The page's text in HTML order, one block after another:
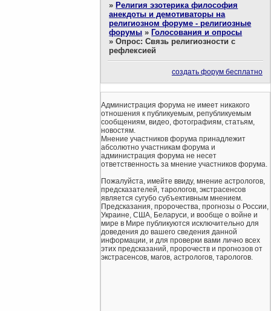
» Религия эзотерика философия
анекдоты и демотиваторы на
религиозном форуме - религиозные
форумы » Голосования и опросы
»Опрос: Связь религиозности с
рефлексией
создать форум бесплатно
Администрация форума не имеет никакого
отношения к публикуемым, републикуемым
сообщениям, видео, фотографиям, статьям,
новостям.
Мнение участников форума принадлежит
абсолютно участникам форума и
администрация форума не несет
ответственность за мнение участников форума.
Пожалуйста, имейте ввиду, мнение астрологов,
предсказателей, тарологов, экстрасенсов
является сугубо субъективным мнением.
Предсказания, пророчества, прогнозы о России,
Украине, США, Беларуси, и вообще о войне и
мире в Мире публикуются исключительно для
доведения до вашего сведения данной
информации, и для проверки вами лично всех
этих предсказаний, пророчеств и прогнозов от
экстрасенсов, магов, астрологов, тарологов.